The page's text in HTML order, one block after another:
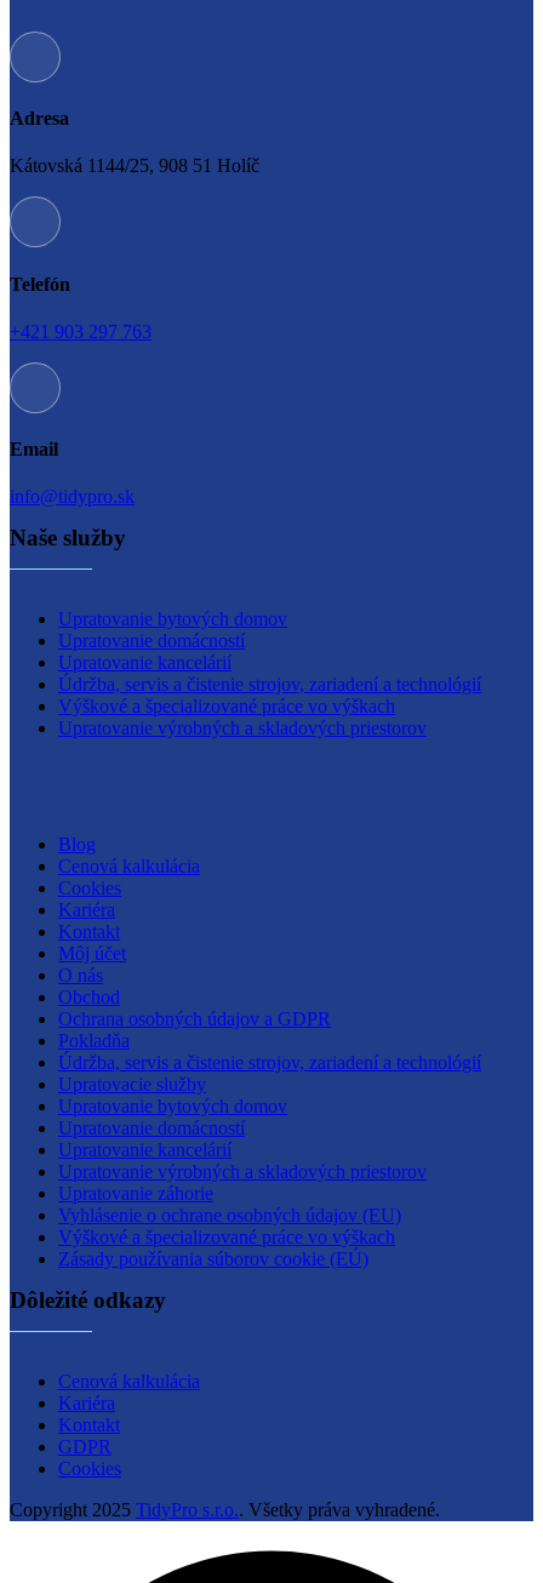
Adresa
Kátovská 1144/25, 908 51 Holíč
Telefón
+421 903 297 763
Email
info@tidypro.sk
Naše služby
Upratovanie bytových domov
Upratovanie domácností
Upratovanie kancelárií
Údržba, servis a čistenie strojov, zariadení a technológií
Výškové a špecializované práce vo výškach
Upratovanie výrobných a skladových priestorov
Blog
Cenová kalkulácia
Cookies
Kariéra
Kontakt
Môj účet
O nás
Obchod
Ochrana osobných údajov a GDPR
Pokladňa
Údržba, servis a čistenie strojov, zariadení a technológií
Upratovacie služby
Upratovanie bytových domov
Upratovanie domácností
Upratovanie kancelárií
Upratovanie výrobných a skladových priestorov
Upratovanie záhorie
Vyhlásenie o ochrane osobných údajov (EU)
Výškové a špecializované práce vo výškach
Zásady používania súborov cookie (EÚ)
Dôležité odkazy
Cenová kalkulácia
Kariéra
Kontakt
GDPR
Cookies
Copyright 2025 TidyPro s.r.o.. Všetky práva vyhradené.